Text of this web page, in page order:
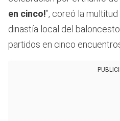
en cinco!”, coreó la
dinastía local del
partidos en cinco